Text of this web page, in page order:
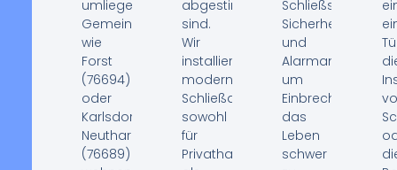
umliegenden
Gemeinden
wie
Forst
(76694)
oder
Karlsdorf-
Neuthard
(76689)
abgestimmt
sind.
Wir
installieren
moderne
Schließanlagen
sowohl
für
Privathaushalte
Schließsysteme,
Sicherheitsriegel
und
Alarmanlagen,
um
Einbrechern
das
Leben
schwer